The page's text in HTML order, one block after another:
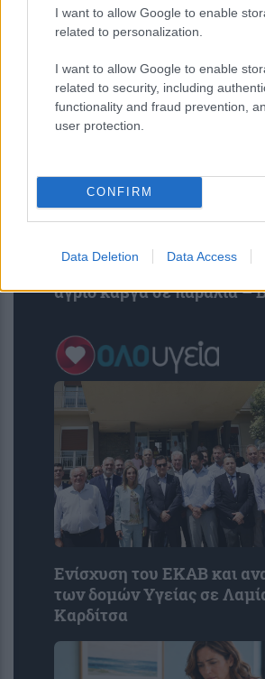
I want to allow Google to enable
related to personalization.
I want to allow Google to enable
related to security, including
functionality and fraud prevention,
user protection.
CONFIRM
Data Deletion Data Access
για την στυγερή δολοφονία
68χρονου – Τι λέει ο γιος
Χαβάη: Πυγμάχος έριξε…
άγριο καβγά σε παραλία –
Ενίσχυση του ΕΚΑΒ και
των δομών Υγείας σε
Καρδίτσα